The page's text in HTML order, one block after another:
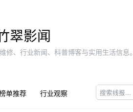
翠影闻
修、行业新闻、科普博客与实用生活信息。
单推荐 行业观察